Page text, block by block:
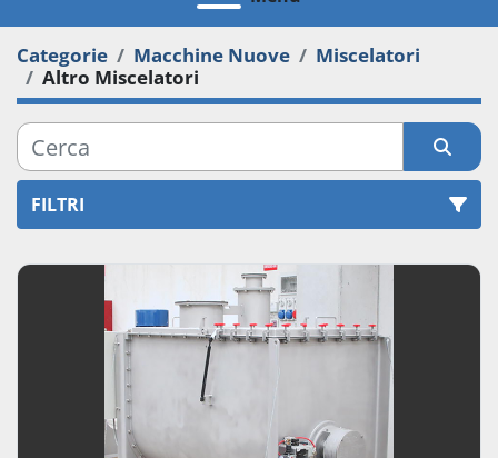
Categorie Macchine Nuove
Miscelatori
Altro Miscelatori
FILTRI
Altro Miscelatori (2)
Ordina per